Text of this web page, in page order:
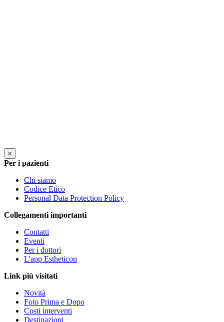
×
Per i pazienti
Chi siamo
Codice Etico
Personal Data Protection Policy
Collegamenti importanti
Contatti
Eventi
Per i dottori
L'app Estheticon
Link più visitati
Novità
Foto Prima e Dopo
Costi interventi
Destinazioni